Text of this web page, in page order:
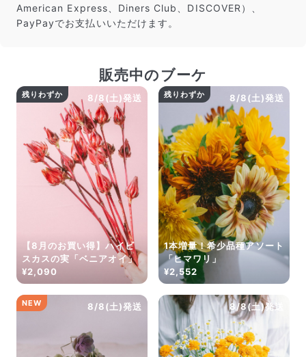
American Express、Diners Club、DISCOVER）、
PayPayでお支払いいただけます。
販売中のブーケ
8/8(土)発送
残りわずか
【8月のお買い得】ハイビ
スカスの実「ベニアオイ」
¥2,090
8/8(土)発送
残りわずか
1本増量！希少品種アソート
「ヒマワリ」
¥2,552
8/8(土)発送
NEW 8/8(土)発送